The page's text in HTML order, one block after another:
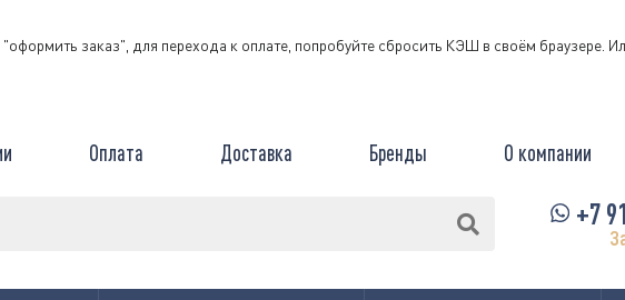
заказ", для перехода к оплате, попробуйте сбросить КЭШ в своём браузере.
Оплата Доставка Бренды О компании
+7